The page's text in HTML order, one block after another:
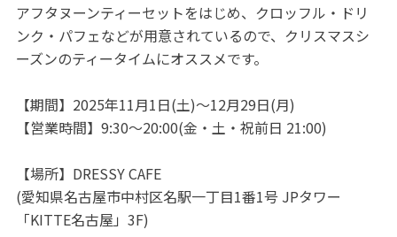
アフタヌーンティーセットをはじめ、クロッフル・ドリ
ンク・パフェなどが用意されているので、クリスマスシ
ーズンのティータイムにオススメです。
【期間】2025年11月1日(土)～12月29日(月)
【営業時間】9:30～20:00(金・土・祝前日 21:00)
【場所】DRESSY CAFE
(愛知県名古屋市中村区名駅一丁目1番1号 JPタワー
「KITTE名古屋」3F)